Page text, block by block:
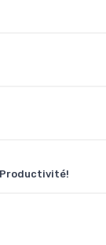
Productivité!